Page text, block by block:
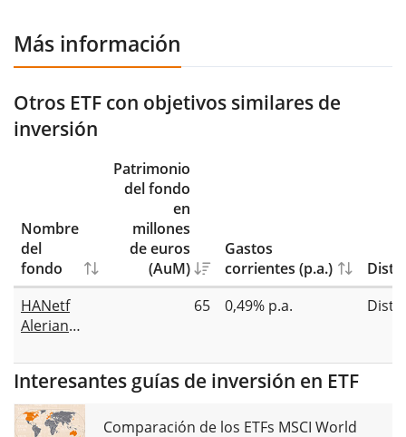
Más información
Otros ETF con objetivos similares de
inversión
Nombre
del
fondo
Patrimonio
del fondo
en
millones
de euros
(AuM)
Gastos
corrientes (p.a.)
HANetf
Alerian
Energy
Dividend
UCITS ETF
Dist
65 0,49% p.a.
Interesantes guías de inversión en ETF
Comparación de los ETFs MSCI World